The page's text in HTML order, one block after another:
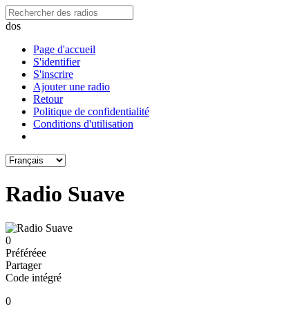
dos
Page d'accueil
S'identifier
S'inscrire
Ajouter une radio
Retour
Politique de confidentialité
Conditions d'utilisation
Radio Suave
0
Préféréeе
Partager
Code intégré
0